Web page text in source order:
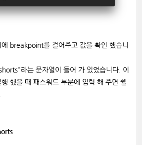
breakpoint를 걸어주고 값을 확인 했습니
라는 문자열이 들어 가 있었습니다. 이
했을 때 패스워드 부분에 입력 해 주면 쉘